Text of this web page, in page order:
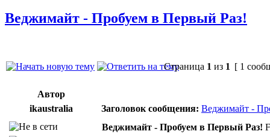
Веджимайт - Пробуем в Первый Раз!
Страница 1 из 1 [ 1
Автор
ikaustralia
Заголовок сообщения: Веджимайт -
Веджимайт - Пробуем в Первый Раз!